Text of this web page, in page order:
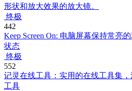
形状和放大效果的放大镜。
终极
442
Keep Screen On: 电脑屏幕保持常亮
状态
终极
552
记灵在线工具：实用的在线工具集
工具